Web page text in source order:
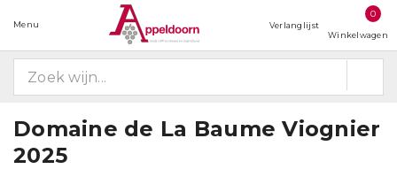
Menu Verlanglijst
0
Winkelwagen
Domaine de La Baume Viognier
2025